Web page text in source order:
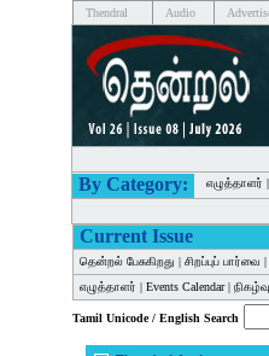
Thendral Audio
By Category: எழுத்தாளர் |
Current Issue
தென்றல் பேசுகிறது | சிறப்புப் பார்வை |
எழுத்தாளர் | Events Calendar|
Tamil Unicode / English Search